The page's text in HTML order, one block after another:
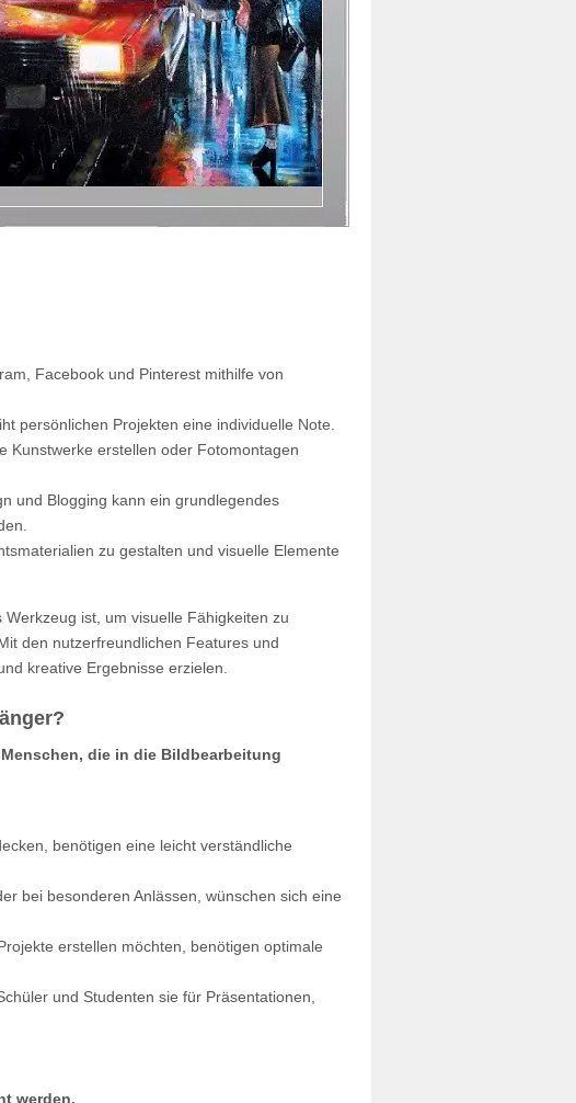
Facebook und Pinterest mithilfe von
persönlichen Projekten eine individuelle Note.
Kunstwerke erstellen oder Fotomontagen
und Blogging kann ein grundlegendes
zu gestalten und visuelle Elemente
ist, um visuelle Fähigkeiten zu
den nutzerfreundlichen Features und
kreative Ergebnisse erzielen.
die in die Bildbearbeitung
benötigen eine leicht verständliche
bei besonderen Anlässen, wünschen sich eine
erstellen möchten, benötigen optimale
und Studenten sie für Präsentationen,
werden.